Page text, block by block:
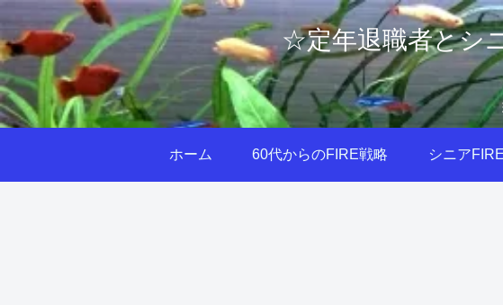
☆定年退職者とシ
ホーム 60代からのFIRE戦略 シニアFIRE